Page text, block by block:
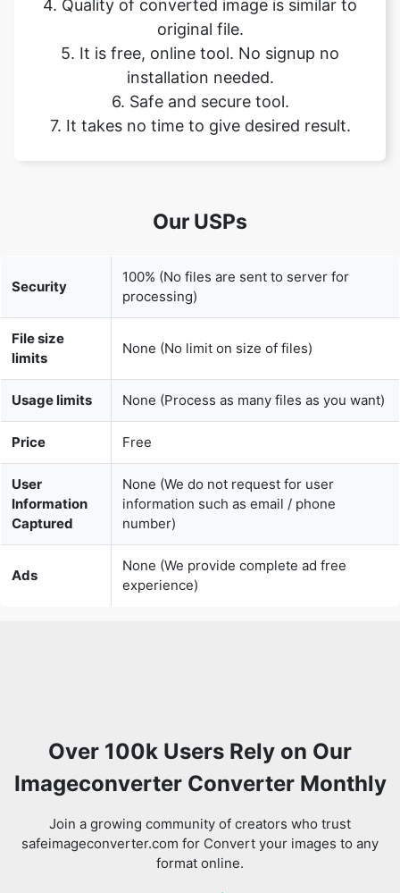
4. Quality of converted image is similar to
original file.
5. It is free, online tool. No signup no
installation needed.
6. Safe and secure tool.
7. It takes no time to give desired result.
Our USPs
Security
100% (No files are sent to server for
processing)
File size
limits
None (No limit on size of files)
Usage limits None (Process as many files as you want)
Price Free
User
Information
Captured
None (We do not request for user
information such as email / phone
number)
Ads
None (We provide complete ad free
experience)
Over 100k Users Rely on Our
Imageconverter Converter Monthly
Join a growing community of creators who trust
safeimageconverter.com for Convert your images to any
format online.